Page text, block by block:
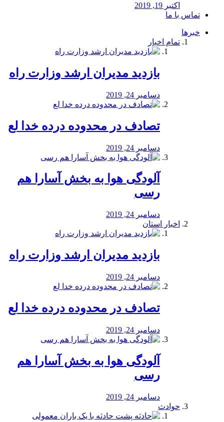
اکتبر 19, 2019
تماس با ما
خبرها
تمام اخبار
بازدید مدیران ارشد وزارت راه
دسامبر 24, 2019
تصادف در محدوده درده خدا لع
دسامبر 24, 2019
آلودگی هوا به بخش آسارا هم
رسی
دسامبر 24, 2019
اخبار استان
بازدید مدیران ارشد وزارت راه
دسامبر 24, 2019
تصادف در محدوده درده خدا لع
دسامبر 24, 2019
آلودگی هوا به بخش آسارا هم
رسی
دسامبر 24, 2019
حوادث